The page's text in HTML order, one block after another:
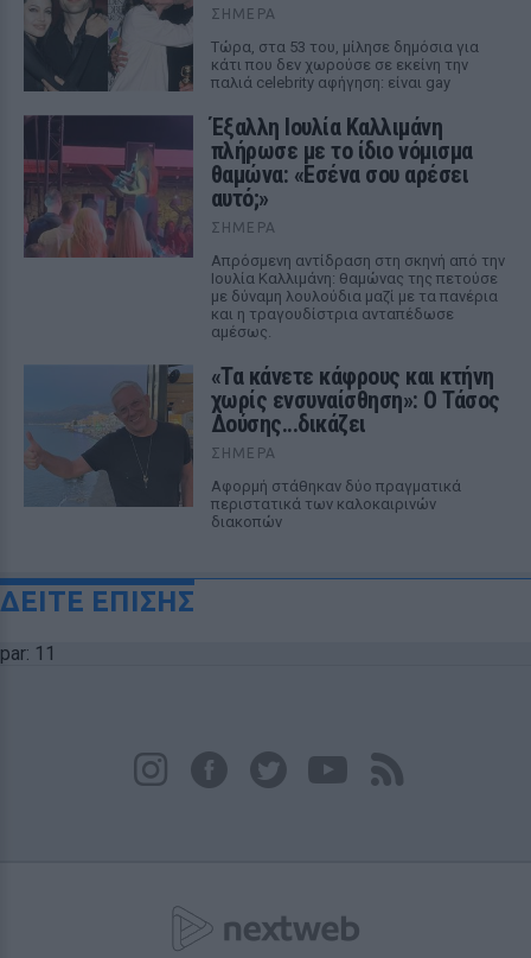
ΣΉΜΕΡΑ
Τώρα, στα 53 του, μίλησε δημόσια για
κάτι που δεν χωρούσε σε εκείνη την
παλιά celebrity αφήγηση: είναι gay
Έξαλλη Ιουλία Καλλιμάνη
πλήρωσε με το ίδιο νόμισμα
θαμώνα: «Εσένα σου αρέσει
αυτό;»
ΣΉΜΕΡΑ
Απρόσμενη αντίδραση στη σκηνή από την
Ιουλία Καλλιμάνη: θαμώνας της πετούσε
με δύναμη λουλούδια μαζί με τα πανέρια
και η τραγουδίστρια ανταπέδωσε
αμέσως.
«Τα κάνετε κάφρους και κτήνη
χωρίς ενσυναίσθηση»: Ο Τάσος
Δούσης...δικάζει
ΣΉΜΕΡΑ
Αφορμή στάθηκαν δύο πραγματικά
περιστατικά των καλοκαιρινών
διακοπών
ΔΕΙΤΕ ΕΠΙΣΗΣ
par: 11